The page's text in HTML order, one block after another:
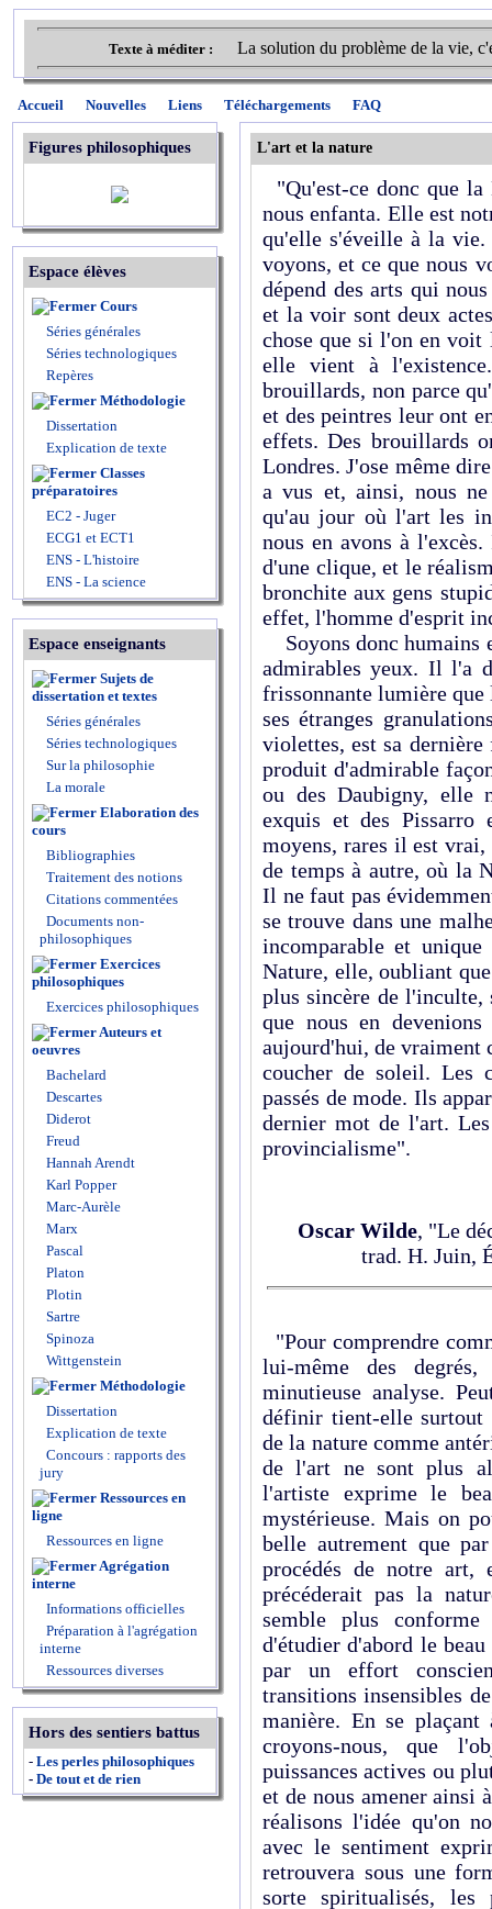
Texte à méditer : La solution du problème de la vie,
Accueil Nouvelles Liens Téléchargements FAQ
Figures philosophiques
Espace élèves
Cours
Séries générales
Séries technologiques
Repères
Méthodologie
Dissertation
Explication de texte
Classes
préparatoires
EC2 - Juger
ECG1 et ECT1
ENS - L'histoire
ENS - La science
Espace enseignants
Sujets de
dissertation et textes
Séries générales
Séries technologiques
Sur la philosophie
La morale
Elaboration des
cours
Bibliographies
Traitement des notions
Citations commentées
Documents non-
philosophiques
Exercices
philosophiques
Exercices philosophiques
Auteurs et
oeuvres
Bachelard
Descartes
Diderot
Freud
Hannah Arendt
Karl Popper
Marc-Aurèle
Marx
Pascal
Platon
Plotin
Sartre
Spinoza
Wittgenstein
Méthodologie
Dissertation
Explication de texte
Concours : rapports des
jury
Ressources en
ligne
Ressources en ligne
Agrégation
interne
Informations officielles
Préparation à l'agrégation
interne
Ressources diverses
Hors des sentiers battus
- Les perles philosophiques
- De tout et de rien
L'art et la nature
"Qu'est-ce donc que
nous enfanta. Elle est
qu'elle s'éveille à la vie.
voyons, et ce que nous
dépend des arts qui
et la voir sont deux
chose que si l'on en voit
elle vient à
brouillards, non parce
et des peintres leur ont
effets. Des brouillards
Londres. J'ose même
a vus et, ainsi, nous
qu'au jour où l'art les
nous en avons à
d'une clique, et le
bronchite aux gens
effet, l'homme d'esprit
Soyons donc humains
admirables yeux. Il l'a
frissonnante lumière
ses étranges
violettes, est sa
produit d'admirable
ou des Daubigny, elle
exquis et des Pissarro
moyens, rares il est vrai,
de temps à autre, où la
Il ne faut pas
se trouve dans une
incomparable et
Nature, elle, oubliant
plus sincère de l'inculte,
que nous en
aujourd'hui, de vraiment
coucher de soleil. Les
passés de mode. Ils
dernier mot de l'art.
provincialisme".
Oscar Wilde, "Le
trad. H. Juin,
"Pour comprendre
lui-même des
minutieuse analyse.
définir tient-elle surtout
de la nature comme
de l'art ne sont plus
l'artiste exprime le
mystérieuse. Mais on
belle autrement que
procédés de notre
précéderait pas la
semble plus
d'étudier d'abord le
par un effort
transitions insensibles
manière. En se
croyons-nous, que
puissances actives ou
et de nous amener ainsi
réalisons l'idée qu'on
avec le sentiment
retrouvera sous une
sorte spiritualisés, les